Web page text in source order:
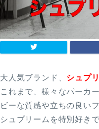
大人気ブランド、 シュプ
これまで、様々なパーカ
ビーな質感や立ちの良い
シュプリームを特別好き